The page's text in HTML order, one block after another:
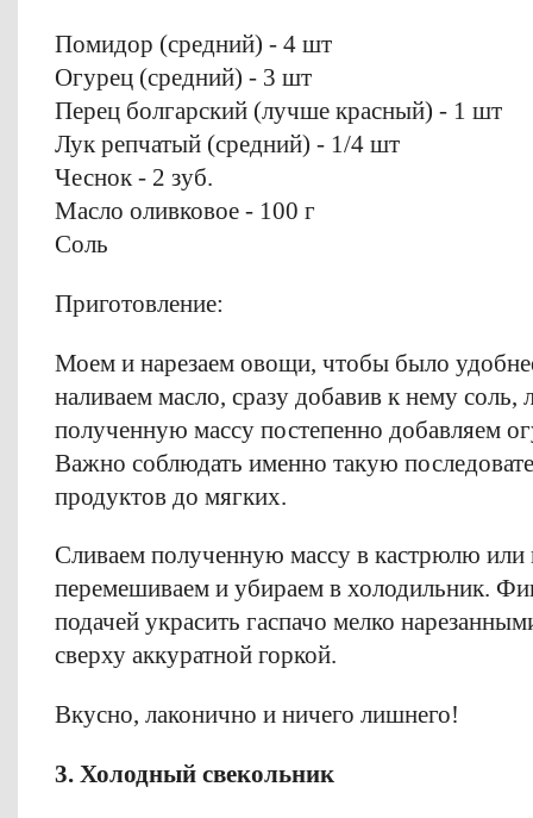
Помидор (средний) - 4 шт
Огурец (средний) - 3 шт
Перец болгарский (лучше красный) - 1 шт
Лук репчатый (средний) - 1/4 шт
Чеснок - 2 зуб.
Масло оливковое - 100 г
Соль
Приготовление:
Моем и нарезаем овощи, чтобы было
наливаем масло, сразу добавив к нему соль,
полученную массу постепенно добавляем
Важно соблюдать именно такую
продуктов до мягких.
Сливаем полученную массу в кастрюлю или
перемешиваем и убираем в холодильник.
подачей украсить гаспачо мелко
сверху аккуратной горкой.
Вкусно, лаконично и ничего лишнего!
3. Холодный свекольник